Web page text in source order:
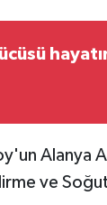
Alanya
ve